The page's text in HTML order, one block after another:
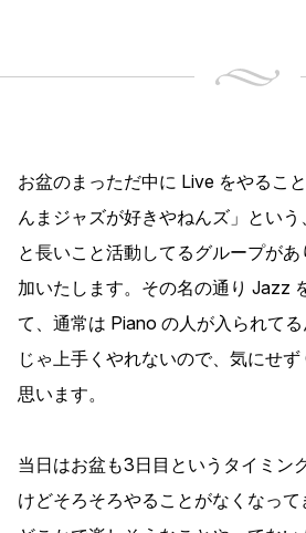
お盆のまっただ中に Live をやるこ
んまジャズが好きやねんズ」とい
と長いこと活動してるグループが
加いたします。その名の通り Jazz
て、通常は Piano の人が入られて
じゃ上手くやれないので、気にせ
思います。
当日はお盆も3日目というタイミン
けどそろそろやることがなくなっ